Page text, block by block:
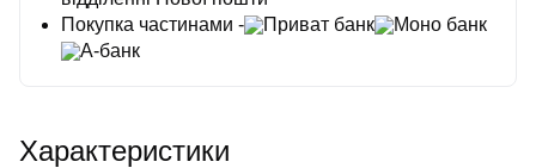
Покупка частинами -
Приват банк
Моно банк
А-банк
Характеристики